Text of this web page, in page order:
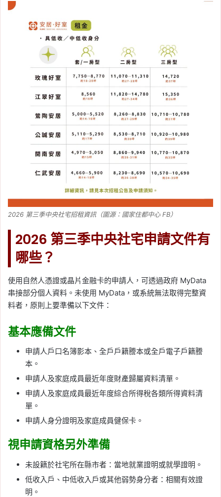
2026 第三季中央社宅招租資訊（圖源：國家住都中心 FB）
2026 第三季中央社宅申請文件有
哪些？
使用自然人憑證或晶片金融卡的申請人，可透過政府 MyData
串接部分個人資料。未使用 MyData，或系統無法取得完整資
料者，原則上要準備以下文件：
基本應備文件
申請人戶口名簿影本、全戶戶籍謄本或全戶電子戶籍謄
本。
申請人及家庭成員最近年度財產歸屬資料清單。
申請人及家庭成員最近年度綜合所得稅各類所得資料清
單。
申請人身分證明及家庭成員健保卡。
視申請資格另外準備
未設籍於社宅所在縣市者：當地就業證明或就學證明。
低收入戶、中低收入戶或其他弱勢身分者：相關有效證
明。